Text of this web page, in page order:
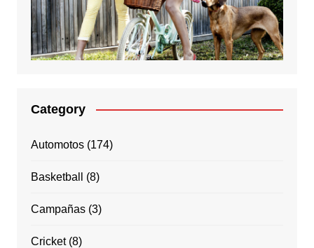
Category
Automotos(174)
Basketball (8)
Campañas(3)
Cricket(8)